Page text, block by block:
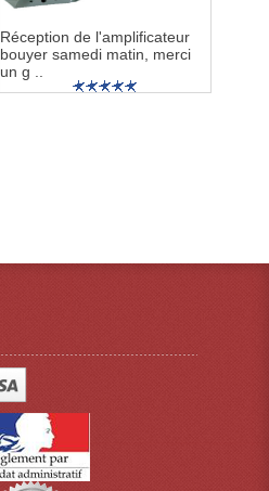
Réception de l'amplificateur
bouyer samedi matin, merci
un g ..